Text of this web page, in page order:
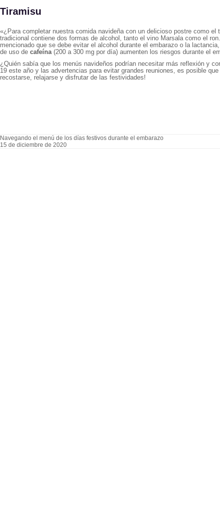
Tiramisu
«¿Para completar nuestra comida navideña con un delicioso postre como
tradicional contiene dos formas de alcohol, tanto el vino Marsala como el
mencionado que se debe evitar el alcohol durante el embarazo o la
de uso de cafeína(200 a 300 mg por día) aumenten los riesgos durante el
¿Quién sabía que los menús navideños podrían necesitar más reflexión y
19 este año y las advertencias para evitar grandes reuniones, es posible
recostarse, relajarse y disfrutar de las festividades!
Navegando el menú de los días festivos durante el embarazo
15 de diciembre de 2020